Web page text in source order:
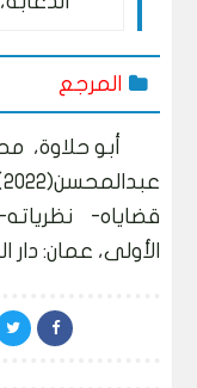
المرجع
أبو
قضاياه-
الأولى، عمان: دار